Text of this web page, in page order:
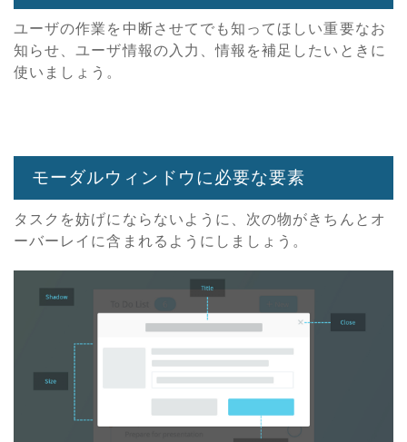
ユーザの作業を中断させてでも知ってほしい重要なお
知らせ、ユーザ情報の入力、情報を補足したいときに
使いましょう。
モーダルウィンドウに必要な要素
タスクを妨げにならないように、次の物がきちんとオ
ーバーレイに含まれるようにしましょう。